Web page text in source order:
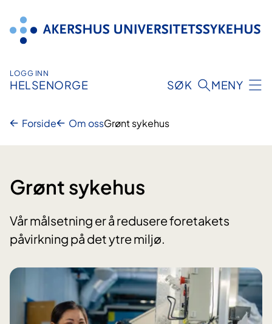
innhold
LOGG INN
HELSENORGE SØK MENY
Forside Om ossGrønt sykehus
Grønt sykehus
Vår målsetning er å redusere foretakets
påvirkning på det ytre miljø.